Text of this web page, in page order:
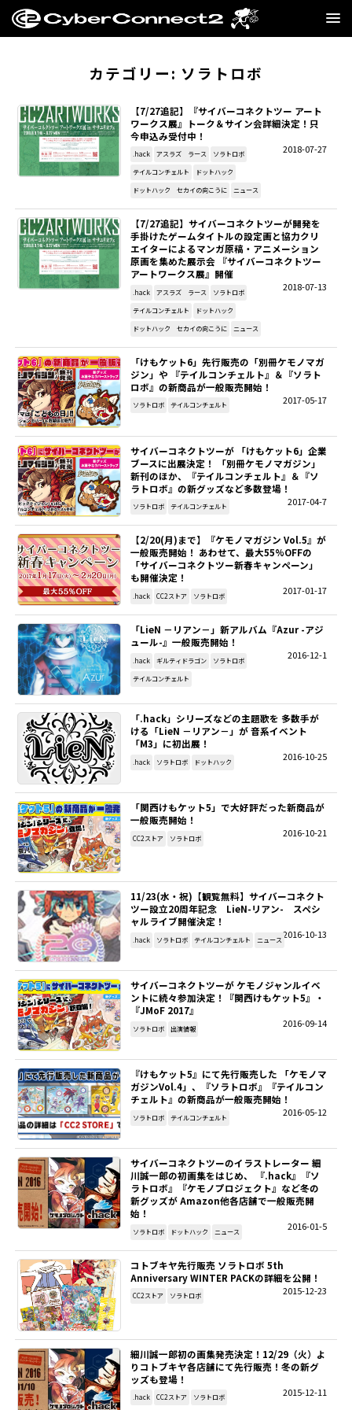
MANGA・NOVEL
FILM
CC2STORE
COMPANY
BLOG
RECRUIT
SITEMAP
カテゴリー: ソラトロボ
【7/27追記】『サイバーコネクトツー アート
ワークス展』トーク＆サイン会詳細決定！只
今申込み受付中！
2018-07-27
.hack アスラズ ラース ソラトロボ
テイルコンチェルト ドットハック
ドットハック セカイの向こうに ニュース
【7/27追記】サイバーコネクトツーが開発を
手掛けたゲームタイトルの設定画と協力クリ
エイターによるマンガ原稿・アニメーション
原画を集めた展示会 『サイバーコネクトツー
アートワークス展』開催
2018-07-13
.hack アスラズ ラース ソラトロボ
テイルコンチェルト ドットハック
ドットハック セカイの向こうに ニュース
「けもケット6」先行販売の「別冊ケモノマガ
ジン」や 『テイルコンチェルト』＆『ソラト
ロボ』の新商品が一般販売開始！
2017-05-17
ソラトロボ テイルコンチェルト
サイバーコネクトツーが 「けもケット6」企業
ブースに出展決定！ 「別冊ケモノマガジン」
新刊のほか、『テイルコンチェルト』＆『ソ
ラトロボ』の新グッズなど多数登場！
2017-04-7
ソラトロボ テイルコンチェルト
【2/20(月)まで】『ケモノマガジン Vol.5』が
一般販売開始！ あわせて、最大55%OFFの
「サイバーコネクトツー新春キャンペーン」
も開催決定！
2017-01-17
.hack CC2ストア ソラトロボ
「LieN －リアン－」新アルバム『Azur -アジ
ュール-』一般販売開始！
2016-12-1
.hack ギルティドラゴン ソラトロボ
テイルコンチェルト
「.hack」シリーズなどの主題歌を 多数手が
ける「LieN －リアン－」が 音系イベント
「M3」に初出展！
2016-10-25
.hack ソラトロボ ドットハック
「関西けもケット5」で大好評だった新商品が
一般販売開始！
2016-10-21
CC2ストア ソラトロボ
11/23(水・祝)【観覧無料】サイバーコネクト
ツー設立20周年記念 LieN-リアン- スペシ
ャルライブ開催決定！
2016-10-13
.hack ソラトロボ テイルコンチェルト ニュース
サイバーコネクトツーが ケモノジャンルイベ
ントに続々参加決定！『関西けもケット5』・
『JMoF 2017』
2016-09-14
ソラトロボ 出演情報
『けもケット5』にて先行販売した 「ケモノマ
ガジンVol.4」、『ソラトロボ』『テイルコン
チェルト』の新商品が一般販売開始！
2016-05-12
ソラトロボ テイルコンチェルト
サイバーコネクトツーのイラストレーター 細
川誠一郎の初画集をはじめ、 『.hack』『ソ
ラトロボ』『ケモノプロジェクト』など冬の
新グッズが Amazon他各店舗で一般販売開
始！
2016-01-5
ソラトロボ ドットハック ニュース
コトブキヤ先行販売 ソラトロボ 5th
Anniversary WINTER PACKの詳細を公開！
2015-12-23
CC2ストア ソラトロボ
細川誠一郎初の画集発売決定！12/29（火）よ
りコトブキヤ各店舗にて先行販売！冬の新グ
ッズも登場！
2015-12-11
.hack CC2ストア ソラトロボ